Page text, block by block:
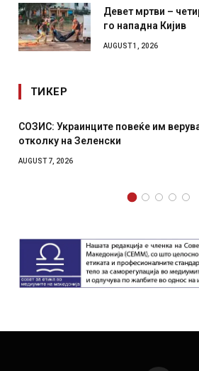
Девет мртви –
го нападна Кијив
AUGUST 1, 2026
ТИКЕР
повеќе им веруваат на генералите